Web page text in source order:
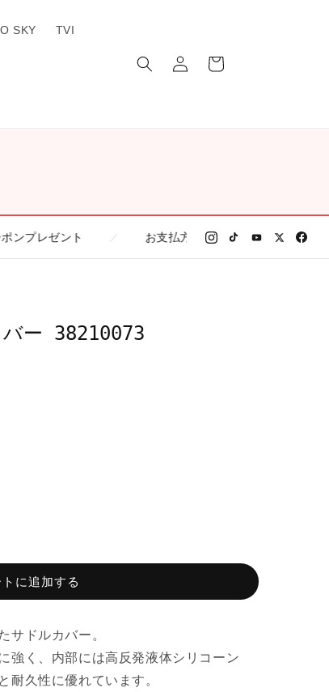
SKY TVI
イ
ー
ト ／ お支払方法の一覧 ／ 注意 偽サイトに
バー 38210073
トに追加する
サドルカバー。
強く、内部には高反発液体シリコーン
耐久性に優れています。